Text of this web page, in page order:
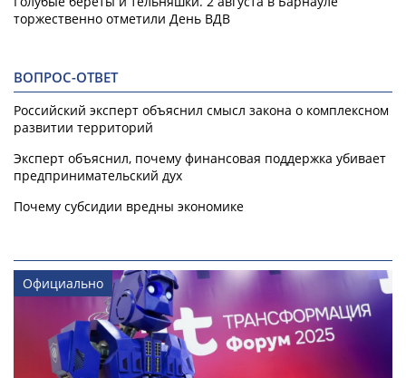
торжественно отметили День ВДВ
ВОПРОС-ОТВЕТ
Российский эксперт объяснил смысл закона о комплексном
развитии территорий
Эксперт объяснил, почему финансовая поддержка убивает
предпринимательский дух
Почему субсидии вредны экономике
Официально